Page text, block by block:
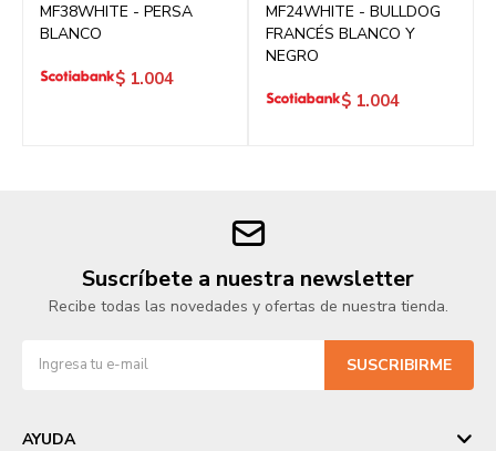
MF38WHITE - PERSA
BLANCO
$ 1.004
MF24WHITE - BULLDOG
FRANCÉS BLANCO Y
NEGRO
$ 1.004
Suscríbete a nuestra newsletter
Recibe todas las novedades y ofertas de nuestra tienda.
SUSCRIBIRME
AYUDA